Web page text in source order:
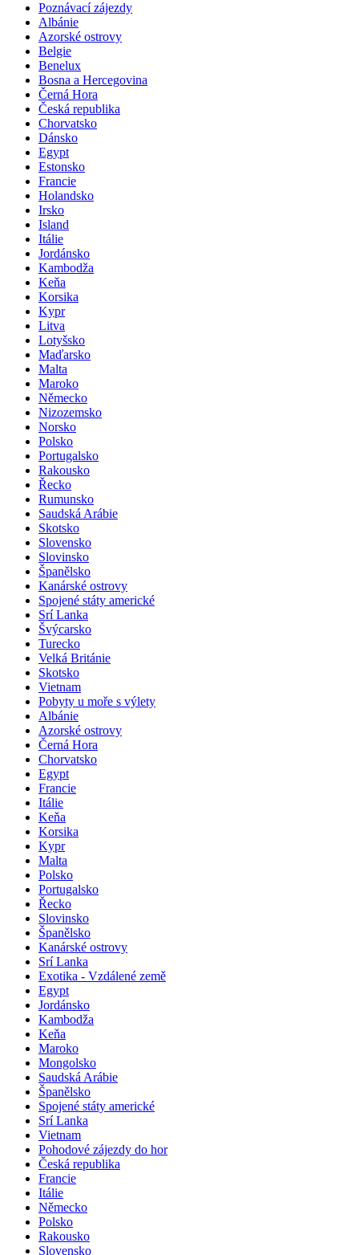
Poznávací zájezdy
Albánie
Azorské ostrovy
Belgie
Benelux
Bosna a Hercegovina
Černá Hora
Česká republika
Chorvatsko
Dánsko
Egypt
Estonsko
Francie
Holandsko
Irsko
Island
Itálie
Jordánsko
Kambodža
Keňa
Korsika
Kypr
Litva
Lotyšsko
Maďarsko
Malta
Maroko
Německo
Nizozemsko
Norsko
Polsko
Portugalsko
Rakousko
Řecko
Rumunsko
Saudská Arábie
Skotsko
Slovensko
Slovinsko
Španělsko
Kanárské ostrovy
Spojené státy americké
Srí Lanka
Švýcarsko
Turecko
Velká Británie
Skotsko
Vietnam
Pobyty u moře s výlety
Albánie
Azorské ostrovy
Černá Hora
Chorvatsko
Egypt
Francie
Itálie
Keňa
Korsika
Kypr
Malta
Polsko
Portugalsko
Řecko
Slovinsko
Španělsko
Kanárské ostrovy
Srí Lanka
Exotika - Vzdálené země
Egypt
Jordánsko
Kambodža
Keňa
Maroko
Mongolsko
Saudská Arábie
Španělsko
Spojené státy americké
Srí Lanka
Vietnam
Pohodové zájezdy do hor
Česká republika
Francie
Itálie
Německo
Polsko
Rakousko
Slovensko